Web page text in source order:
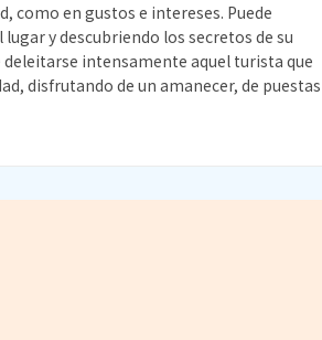
como en gustos e intereses. Puede
y descubriendo los secretos de su
deleitarse intensamente aquel turista que
disfrutando de un amanecer, de puestas